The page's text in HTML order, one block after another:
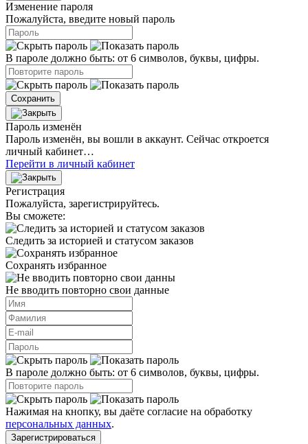
Изменение пароля
Пожалуйста, введите новый пароль
В пароле должно быть: от 6 символов, буквы, цифры.
Сохранить
Пароль изменён
Пароль изменён, вы вошли в аккаунт. Сейчас откроется
личный кабинет…
Перейти в личный кабинет
Регистрация
Пожалуйста, зарегистрируйтесь.
Вы сможете:
Следить за историей и статусом заказов
Сохранять избранное
Не вводить повторно свои данные
В пароле должно быть: от 6 символов, буквы, цифры.
Нажимая на кнопку, вы даёте согласие на обработку
персональных данных.
Зарегистрироваться